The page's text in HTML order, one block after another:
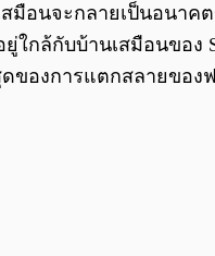
สมือนจะกลายเป็นอน
ใกล้กับบ้านเสมือนของ
ของการแตกสลายของ